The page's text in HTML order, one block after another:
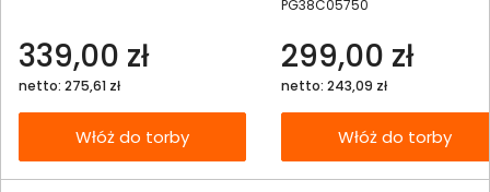
339,00 zł
netto: 275,61 zł
Włóż do torby
PG38C05750
299,00 zł
netto: 243,09 zł
Włóż do torby